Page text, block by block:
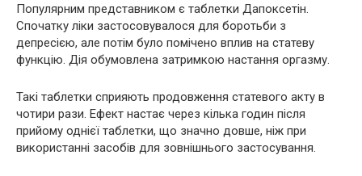
Популярним представником є таблетки Дапоксетін.
Спочатку ліки застосовувалося для боротьби з
депресією, але потім було помічено вплив на статеву
функцію. Дія обумовлена затримкою настання оргазму.
Такі таблетки сприяють продовження статевого акту в
чотири рази. Ефект настає через кілька годин після
прийому однієї таблетки, що значно довше, ніж при
використанні засобів для зовнішнього застосування.